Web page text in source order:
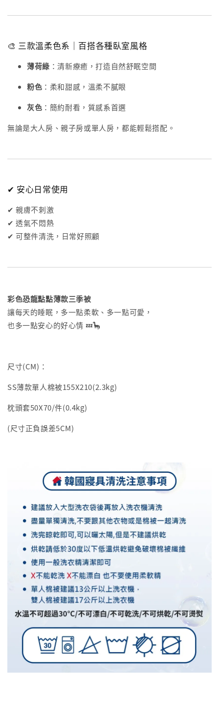
🎨 三款溫柔色系｜百搭各種臥室風格
薄荷綠 ：清新療癒，打造自然舒眠空間
粉色 ：柔和甜感，溫柔不膩眼
灰色 ：簡約耐看，質感系首選
無論是大人房、親子房或單人房，都能輕鬆搭配。
✔ 安心日常使用
✔ 親膚不刺激
✔ 透氣不悶熱
✔ 可整件清洗，日常好照顧
彩色恐龍點點薄款三季被
讓每天的睡眠，多一點柔軟、多一點可愛，
也多一點安心的好心情 💤🦕
尺寸(CM)：
SS薄款單人棉被155X210(2.3kg)
枕頭套50X70/件(0.4kg)
(尺寸正負誤差5CM)